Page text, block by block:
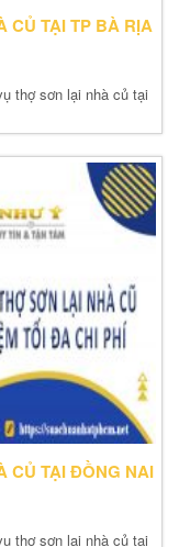
CỦ TẠI TP BÀ RỊA
thợ sơn lại nhà củ tại
CỦ TẠI ĐỒNG NAI
thợ sơn lại nhà củ tại